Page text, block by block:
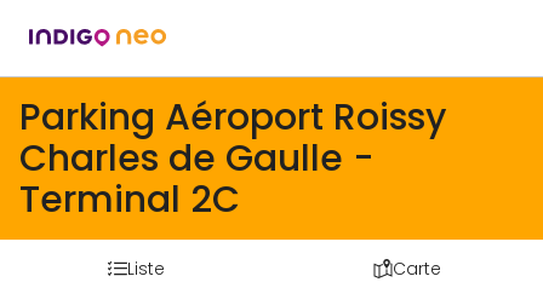
Parking Aéroport Roissy
Charles de Gaulle -
Terminal 2C
Liste Carte